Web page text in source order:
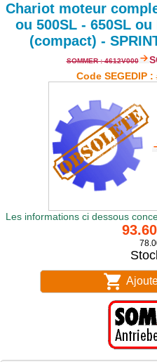
Chariot moteur
ou 500SL - 650SL ou
(compact) -
SOMMER : 4612V000
Code SEGEDIP :
Les informations ci dessous